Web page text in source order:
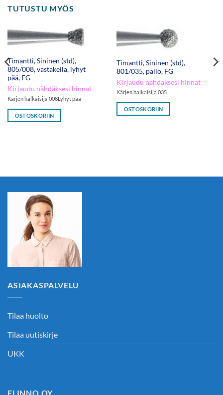
TUTUSTU MYÖS
Timantti, Sininen (std),
805/008, vastakeila, lyhyt
pää, FG
Kirjaudu nähdäksesi hinnat
Kärjen halkaisija 008Lyhyt pää
OSTOSKORIIN
Timantti, Sininen (std),
801/035, pallo, FG
Kirjaudu nähdäksesi hinnat
Kärjen halkaisija 035
OSTOSKORIIN
ASIAKASPALVELU
Tilaa huolto
Tilaa uutiskirje
UKK
FLINNO OY